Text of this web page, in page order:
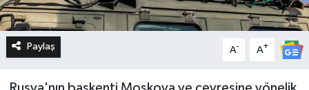
Paylaş A- A+